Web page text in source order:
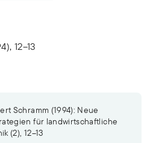
12–13
Schramm (1994): Neue
für landwirtschaftliche
(2), 12–13